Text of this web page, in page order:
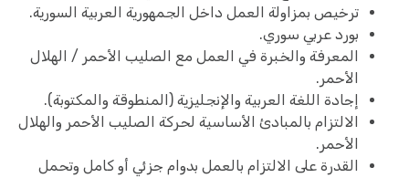
ترخيص بمزاولة العمل داخل الجمهورية العربية السورية.
بورد عربي سوري.
المعرفة والخبرة في العمل مع الصليب الأحمر / الهلال
الأحمر.
إجادة اللغة العربية والإنجليزية (المنطوقة والمكتوبة).
الالتزام بالمبادئ الأساسية لحركة الصليب الأحمر والهلال
الأحمر.
القدرة على الالتزام بالعمل بدوام جزئي أو كامل وتحمل